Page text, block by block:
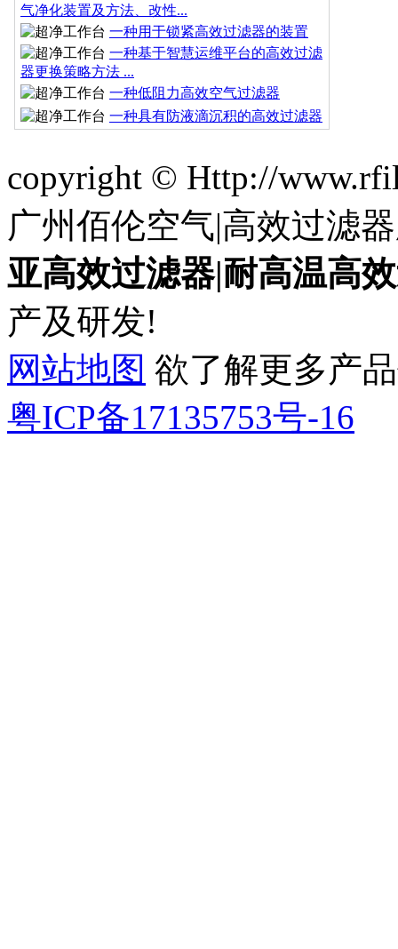
气净化装置及方法、改性...
一种用于锁紧高效过滤器的装置
一种基于智慧运维平台的高效过滤
器更换策略方法 ...
一种低阻力高效空气过滤器
一种具有防液滴沉积的高效过滤器
copyright © Http://
广州佰伦空气|高效过滤
亚高效过滤器|耐高温高
产及研发!
网站地图 欲了解更多产
粤ICP备17135753号-16